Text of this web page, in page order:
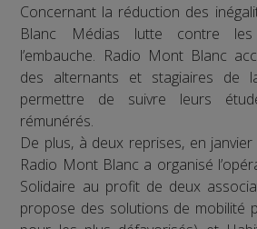
Concernant la réduction des
Blanc Médias lutte contre les
l’embauche. Radio Mont Blanc
des alternants et stagiaires de
permettre de suivre leurs
rémunérés.
De plus, à deux reprises, en
Radio Mont Blanc a organisé
Solidaire au profit de deux
propose des solutions de mobilité